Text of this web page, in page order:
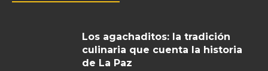
Los agachaditos: la tradición
culinaria que cuenta la historia
de La Paz